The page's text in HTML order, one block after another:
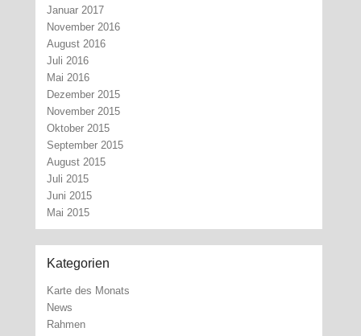
Januar 2017
November 2016
August 2016
Juli 2016
Mai 2016
Dezember 2015
November 2015
Oktober 2015
September 2015
August 2015
Juli 2015
Juni 2015
Mai 2015
Kategorien
Karte des Monats
News
Rahmen